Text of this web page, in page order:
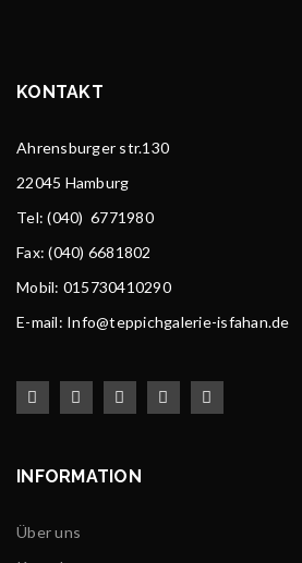
KONTAKT
Ahrensburger str.130
22045 Hamburg
Tel: (040) 6771980
Fax: (040) 6681802
Mobil: 015730410290
E-mail: Info@teppichgalerie-isfahan.de
INFORMATION
Über uns